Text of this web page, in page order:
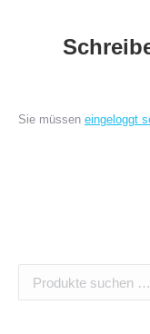
Sie müssen eingeloggt